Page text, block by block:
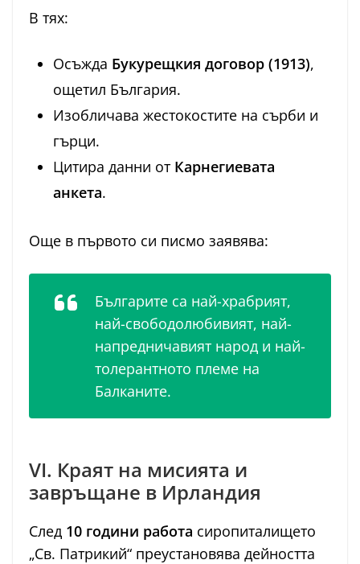
В тях:
Осъжда Букурещкия договор (1913),
ощетил България.
Изобличава жестокостите на сърби и
гърци.
Цитира данни от Карнегиевата
анкета.
Още в първото си писмо заявява:
Българите са най-храбрият,
най-свободолюбивият, най-
напредничавият народ и най-
толерантното племе на
Балканите.
VI. Краят на мисията и
завръщане в Ирландия
След 10 години работа сиропиталището
„Св. Патрикий“ преустановява дейността